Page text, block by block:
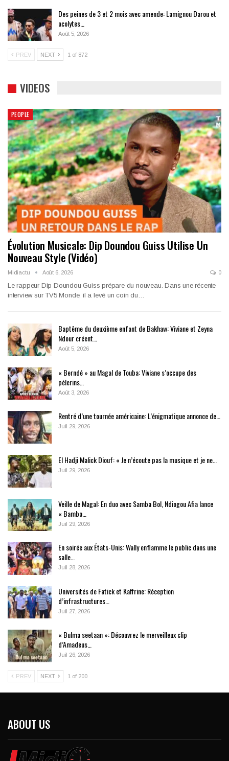
Des peines de 3 et 2 mois avec amende: Lamignou Darou et
acolytes…
Août 5, 2026
PREV NEXT 1 of 872
VIDEOS
PEOPLE
Évolution Musicale: Dip Doundou Guiss Utilise Un
Nouveau Style (Vidéo)
Midiactu Août 6, 2026 0
Le rappeur Dip Doundou Guiss prépare du nouveau. Dans une récente
interview sur TV5 Monde, il a levé un coin du…
Baptême du deuxième enfant de Bakhaw: Viviane et Zeyna
Ndour créent…
Août 5, 2026
« Berndé » au Magal de Touba: Viviane s’occupe des
pèlerins…
Août 3, 2026
Rentré d’une tournée américaine: L’énigmatique annonce de…
Juil 29, 2026
El Hadji Malick Diouf: « Je n’écoute pas la musique et je ne…
Juil 29, 2026
Veille de Magal: En duo avec Samba Bol, Ndiogou Afia lance
« Bamba…
Juil 29, 2026
En soirée aux États-Unis: Wally enflamme le public dans une
salle…
Juil 28, 2026
Universités de Fatick et Kaffrine: Réception
d’infrastructures…
Juil 27, 2026
« Bulma seetaan »: Découvrez le merveilleux clip
d’Amadeus…
Juil 26, 2026
PREV NEXT 1 of 200
ABOUT US